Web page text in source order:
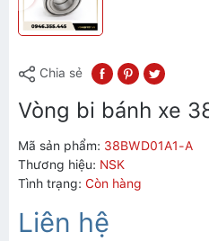
Chia sẻ
Vòng bi bánh xe
Mã sản phẩm: 38BWD01A1-A
Thương hiệu: NSK
Tình trạng: Còn hàng
Liên hệ